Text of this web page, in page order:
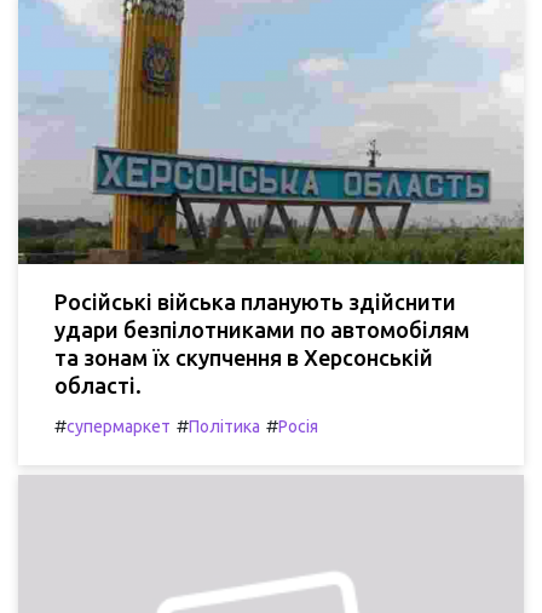
Російські війська планують здійснити
удари безпілотниками по автомобілям
та зонам їх скупчення в Херсонській
області.
#супермаркет #Політика #Росія